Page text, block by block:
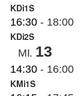
SUCHE
NACH:
KDi1S
16:30 - 18:00
KDi2S
MI. 13
14:30 - 16:00
KMi1S